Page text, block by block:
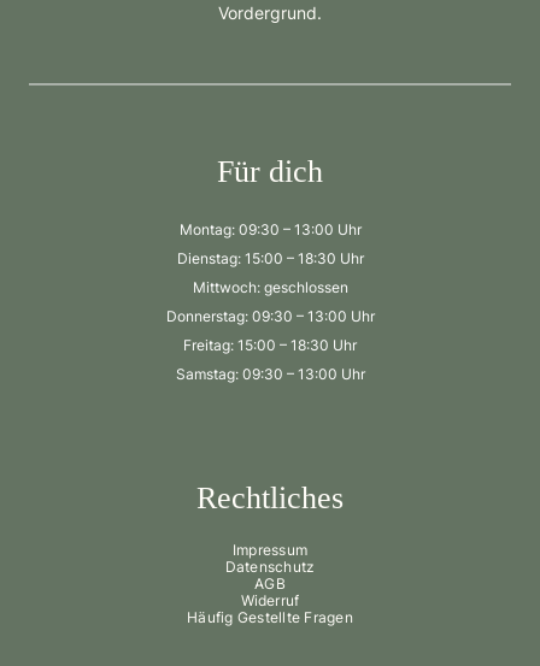
Vordergrund.
Für dich
Montag: 09:30 – 13:00 Uhr
Dienstag: 15:00 – 18:30 Uhr
Mittwoch: geschlossen
Donnerstag: 09:30 – 13:00 Uhr
Freitag: 15:00 – 18:30 Uhr
Samstag: 09:30 – 13:00 Uhr
Rechtliches
Impressum
Datenschutz
AGB
Widerruf
Häufig Gestellte Fragen